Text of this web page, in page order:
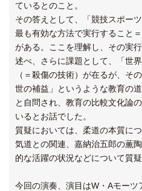
ているとのこと。
その答えとして、「競技スポー
最も有効な方法で実行すること
がある。ここを理解し、その実
述べ、さらに課題として、「世
（＝殺傷の技術）が在るが、そ
世の補益」というような教育の
と自問され、教育の比較文化論
いるとお話でした。
質疑においては、柔道の本質に
気道との関連、嘉納治五郎の薫
的な活躍の状況などについて質
今回の演奏、演目はW・Aモーツ